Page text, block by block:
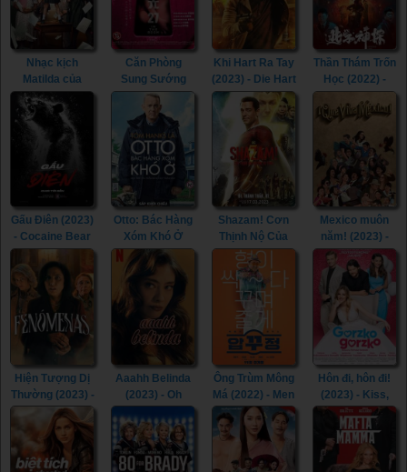
Nhạc kịch
Matilda của
Roald Dahl
(2022) - Roald
Dahl's Matilda
(2022)
Căn Phòng
Sung Sướng
(2015) - In the
Room (2015)
Khi Hart Ra Tay
(2023) - Die Hart
(2023)
Thần Thám Trốn
Học (2022) -
Detective Chen
(2022)
Gấu Điên (2023)
- Cocaine Bear
(2023)
Otto: Bác Hàng
Xóm Khó Ở
(2022) - A Man
Called Otto
(2022)
Shazam! Cơn
Thịnh Nộ Của
Các Vị Thần
(2023) -
Shazam! Fury of
the Gods (2023)
Mexico muôn
năm! (2023) -
¡Que Viva
México! (2023)
Hiện Tượng Dị
Thường (2023) -
Phenomena
(2023)
Aaahh Belinda
(2023) - Oh
Ông Trùm Mông
Má (2022) - Men
of Plastic (2022)
Hôn đi, hôn đi!
(2023) - Kiss,
Kiss! (2023)